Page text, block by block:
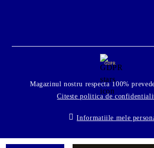
GDPR
Magazinul nostru respecta 100%
Citeste politica de
Informatiile mele